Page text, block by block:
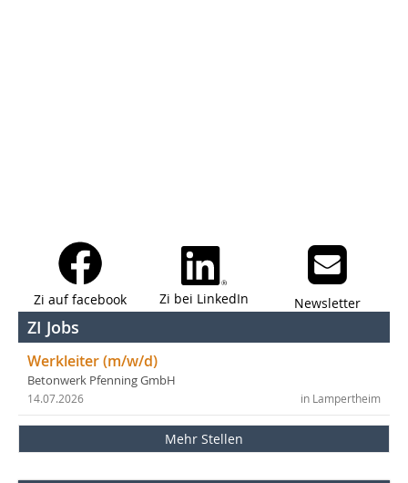
Zi auf facebook Zi bei LinkedIn Newsletter
ZI Jobs
Werkleiter (m/w/d)
Betonwerk Pfenning GmbH
in Lampertheim
14.07.2026
Mehr Stellen